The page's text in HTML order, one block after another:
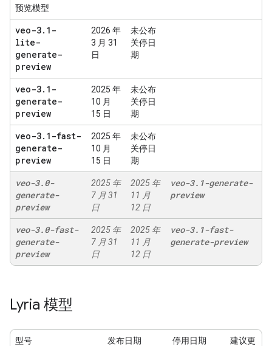
预览模型
veo-3. 1-
lite-
generate-
preview
2026 年
3 月 31
日
未公布
关停日
期
veo-3. 1-
generate-
preview
2025 年
10 月
15 日
未公布
关停日
期
veo-3. 1-fast-
generate-
preview
2025 年
10 月
15 日
未公布
关停日
期
veo-3.0-
generate-
preview
2025 年
7 月 31
日
2025 年
11 月
12 日
veo-3. 1-generate-
preview
veo-3.0-fast-
generate-
preview
2025 年
7 月 31
日
2025 年
11 月
12 日
veo-3. 1-fast-
generate-preview
Lyria 模型
型号 发布日期 停用日期
建议更